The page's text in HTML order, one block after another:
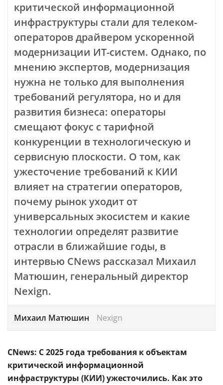
критической информационной
инфраструктуры стали для телеком-
операторов драйвером ускоренной
модернизации ИТ-систем. Однако, по
мнению экспертов, модернизация
нужна не только для выполнения
требований регулятора, но и для
развития бизнеса: операторы
смещают фокус с тарифной
конкуренции в технологическую и
сервисную плоскости. О том, как
ужесточение требований к КИИ
влияет на стратегии операторов,
почему рынок уходит от
универсальных экосистем и какие
технологии определят развитие
отрасли в ближайшие годы, в
интервью CNews рассказал Михаил
Матюшин, генеральный директор
Nexign.
Михаил Матюшин Nexign
CNews: С 2025 года требования к объектам
критической информационной
инфраструктуры (КИИ) ужесточились. Как это